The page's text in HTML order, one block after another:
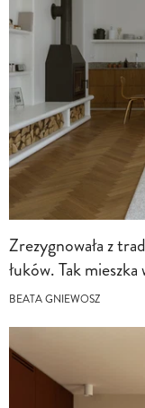
Zrezygnowała z
łuków. Tak
BEATA GNIEWOSZ